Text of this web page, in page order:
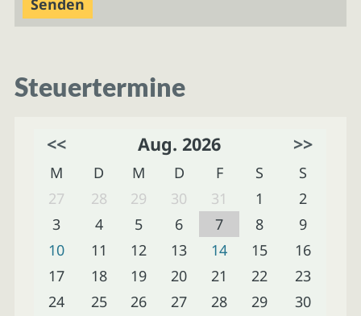
Steuertermine
<< Aug. 2026 >>
M D M D F S
S
27
28 29 30 31 1
2
3
4 5 6 7 8
9
10
11 12 13 14 15
16
17
18 19 20 21 22
23
24
25 26 27 28 29
30